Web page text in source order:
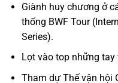
Giành huy chương ở
thống BWF Tour
Series).
Lọt vào top những
Tham dự Thế vận hội